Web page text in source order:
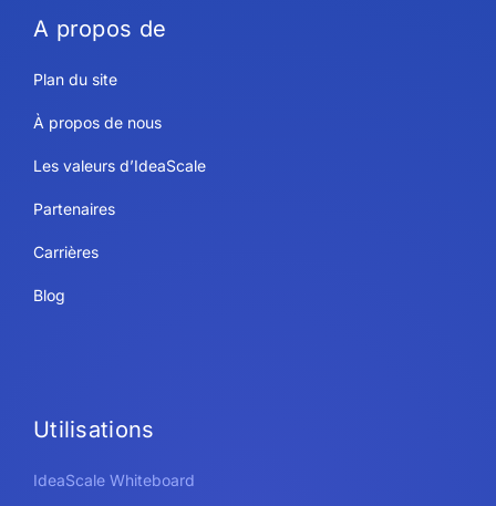
A propos de
Plan du site
À propos de nous
Les valeurs d’IdeaScale
Partenaires
Carrières
Blog
Utilisations
IdeaScale Whiteboard